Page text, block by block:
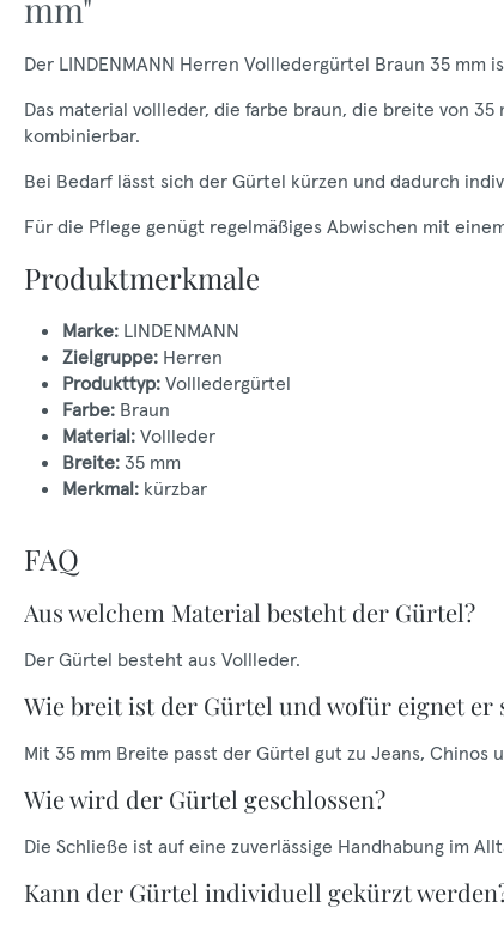
mm"
Der LINDENMANN Herren Vollledergürtel Braun 35
Das material vollleder, die farbe braun, die breite von
kombinierbar.
Bei Bedarf lässt sich der Gürtel kürzen und dadurch
Für die Pflege genügt regelmäßiges Abwischen mit
Produktmerkmale
Marke: LINDENMANN
Zielgruppe: Herren
Produkttyp: Vollledergürtel
Farbe: Braun
Material: Vollleder
Breite: 35 mm
Merkmal: kürzbar
FAQ
Aus welchem Material besteht der Gürtel?
Der Gürtel besteht aus Vollleder.
Wie breit ist der Gürtel und wofür eignet er
Mit 35 mm Breite passt der Gürtel gut zu Jeans, Chinos
Wie wird der Gürtel geschlossen?
Die Schließe ist auf eine zuverlässige Handhabung im
Kann der Gürtel individuell gekürzt